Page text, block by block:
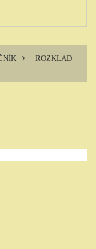
>
ROZKLAD